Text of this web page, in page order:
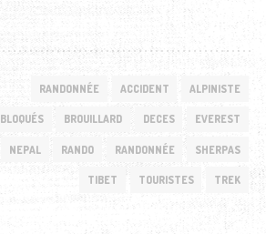
RANDONNÉE ACCIDENT ALPINISTE
BLOQUÉS BROUILLARD DECES EVEREST
NEPAL RANDO RANDONNÉE SHERPAS
TIBET TOURISTES TREK